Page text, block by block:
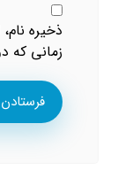
ذخیره
زمانی که